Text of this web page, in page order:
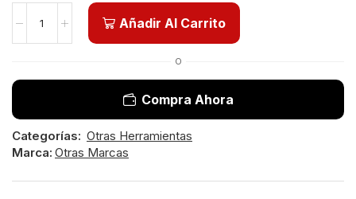
Añadir Al Carrito
O
Compra Ahora
Categorías: Otras Herramientas
Marca: Otras Marcas